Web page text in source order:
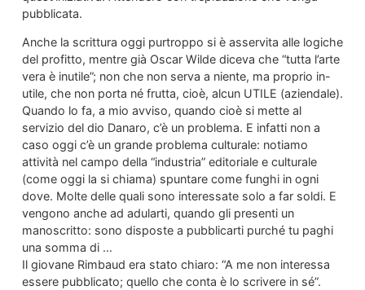
pubblicata.
Anche la scrittura oggi purtroppo si è asservita alle logiche
del profitto, mentre già Oscar Wilde diceva che “tutta l’arte
vera è inutile”; non che non serva a niente, ma proprio in-
utile, che non porta né frutta, cioè, alcun UTILE (aziendale).
Quando lo fa, a mio avviso, quando cioè si mette al
servizio del dio Danaro, c’è un problema. E infatti non a
caso oggi c’è un grande problema culturale: notiamo
attività nel campo della “industria” editoriale e culturale
(come oggi la si chiama) spuntare come funghi in ogni
dove. Molte delle quali sono interessate solo a far soldi. E
vengono anche ad adularti, quando gli presenti un
manoscritto: sono disposte a pubblicarti purché tu paghi
una somma di …
Il giovane Rimbaud era stato chiaro: “A me non interessa
essere pubblicato; quello che conta è lo scrivere in sé”.